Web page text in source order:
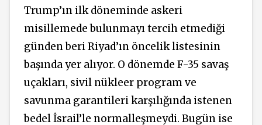
Trump’ın ilk döneminde askeri
misillemede bulunmayı tercih etmediği
günden beri Riyad’ın öncelik listesinin
başında yer alıyor. O dönemde F-35 savaş
uçakları, sivil nükleer program ve
savunma garantileri karşılığında istenen
bedel İsrail’le normalleşmeydi. Bugün ise